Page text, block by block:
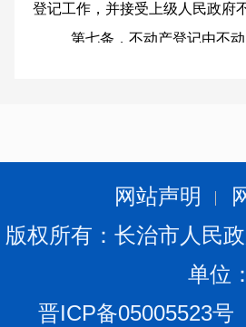
登记工作，并接受上级人民政府
第七条，不动产登记由不
国务院确定的重点国有林
第二章
不动产登记薄
第八条，不动产以不动产
不动产登记机构应当按照
网站声明
版权所有：长治市人民
单位
晋ICP备05005523号